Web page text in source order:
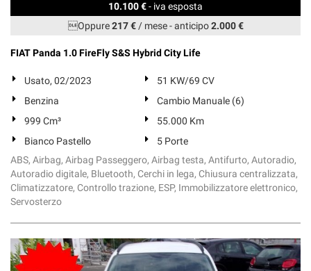
10.100 €- iva esposta
Oppure217 €/ mese-anticipo2.000 €
FIAT Panda 1.0 FireFly S&S Hybrid City Life
Usato, 02/2023
51 KW/69 CV
Benzina
Cambio Manuale (6)
999 Cm³
55.000 Km
Bianco Pastello
5 Porte
ABS, Airbag, Airbag Passeggero, Airbag testa, Antifurto, Autoradio,
Autoradio digitale, Bluetooth, Cerchi in lega, Chiusura centralizzata,
Climatizzatore, Controllo trazione, ESP, Immobilizzatore elettronico,
Servosterzo